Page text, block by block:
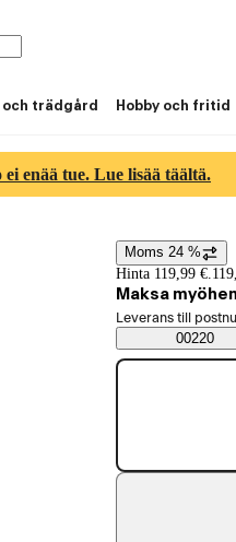
och trädgård Hobby och fritid
enää tue. Lue lisää täältä.
Moms 24 %
Hinta 119,99 €. 119
Maksa
Välj
Leverans till
00220